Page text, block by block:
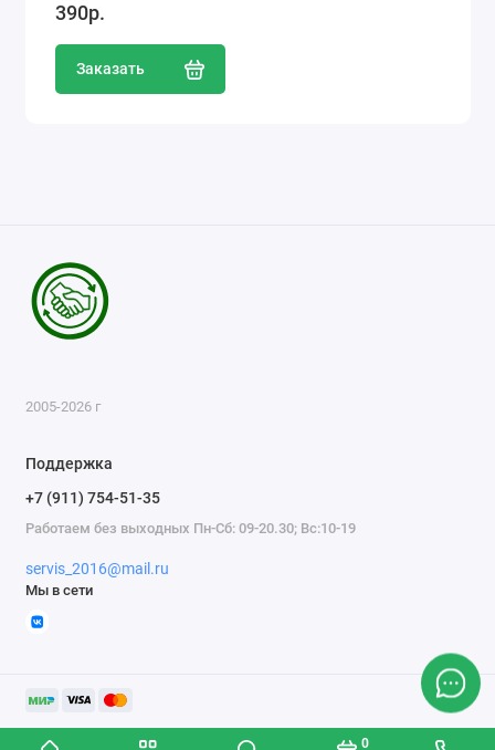
0
390р.
Заказать
2005-2026 г
Поддержка
+7 (911) 754-51-35
Работаем без выходных Пн-Сб: 09-20.30; Вс:10-19
servis_2016@mail.ru
Мы в сети